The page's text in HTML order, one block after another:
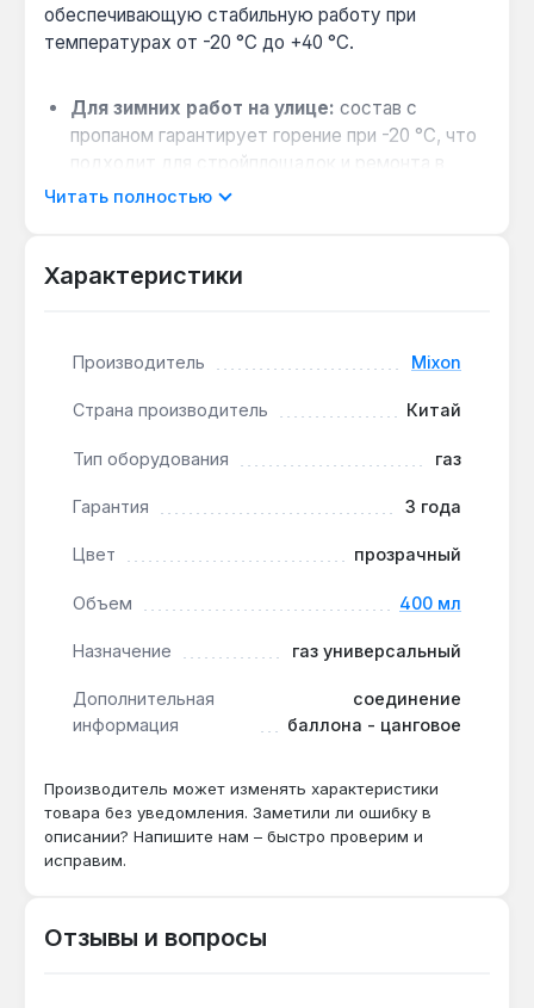
обеспечивающую стабильную работу при
температурах от -20 °C до +40 °C.
Для зимних работ на улице: состав с
пропаном гарантирует горение при -20 °C, что
подходит для стройплощадок и ремонта в
холодное время года.
быстро подключать его к большинству
непрерывном горении баллон объёмом 400 мл
достаточно для пайки медных труб или
Газ подходит для профессионального и бытового
автономное питание газовых приборов: на
стройплощадках, в походах, при ремонте
года, доставка по Украине.
Подходит ли для пайки медных труб
Да — смесь пропана и бутана обеспечивает
стабильное горение при -20 °C, а объём 400
мл хватает на 180 минут непрерывной
работы.
Сколько баллонов нужно для газового
Читать полностью
Характеристики
Производитель Mixon
Страна производитель Китай
Тип оборудования газ
Гарантия 3 года
Цвет прозрачный
Объем 400 мл
Назначение газ универсальный
Дополнительная
информация
соединение
баллона - цанговое
Производитель может изменять характеристики
товара без уведомления. Заметили ли ошибку в
описании? Напишите нам – быстро проверим и
исправим.
Отзывы и вопросы